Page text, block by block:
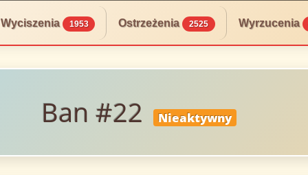
Wyciszenia 1953 Ostrzeżenia 2525 Wyrzucenia
Ban #22 Nieaktywny